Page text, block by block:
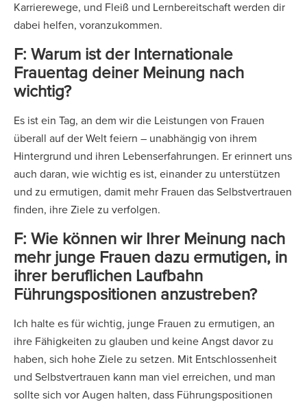
Karrierewege, und Fleiß und Lernbereitschaft werden dir
dabei helfen, voranzukommen.
F: Warum ist der Internationale
Frauentag deiner Meinung nach
wichtig?
Es ist ein Tag, an dem wir die Leistungen von Frauen
überall auf der Welt feiern – unabhängig von ihrem
Hintergrund und ihren Lebenserfahrungen. Er erinnert uns
auch daran, wie wichtig es ist, einander zu unterstützen
und zu ermutigen, damit mehr Frauen das Selbstvertrauen
finden, ihre Ziele zu verfolgen.
F: Wie können wir Ihrer Meinung nach
mehr junge Frauen dazu ermutigen, in
ihrer beruflichen Laufbahn
Führungspositionen anzustreben?
Ich halte es für wichtig, junge Frauen zu ermutigen, an
ihre Fähigkeiten zu glauben und keine Angst davor zu
haben, sich hohe Ziele zu setzen. Mit Entschlossenheit
und Selbstvertrauen kann man viel erreichen, und man
sollte sich vor Augen halten, dass Führungspositionen